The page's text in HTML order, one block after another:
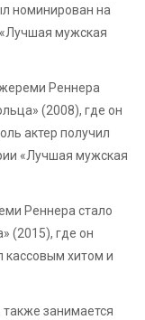
номинирован на
мужская
Реннера
(2008), где он
актер получил
«Лучшая мужская
Реннера стало
(2015), где он
кассовым хитом и
занимается